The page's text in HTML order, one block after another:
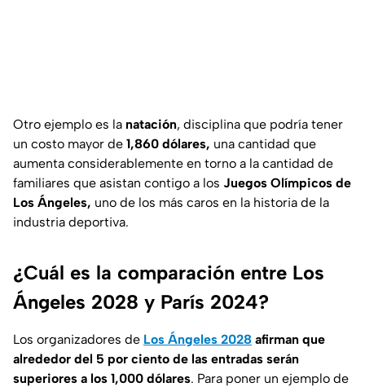
Otro ejemplo es la natación, disciplina que podría tener
un costo mayor de 1,860 dólares, una cantidad que
aumenta considerablemente en torno a la cantidad de
familiares que asistan contigo a los Juegos Olímpicos de
Los Ángeles, uno de los más caros en la historia de la
industria deportiva.
¿Cuál es la comparación entre Los
Ángeles 2028 y París 2024?
Los organizadores de Los Ángeles 2028 afirman que
alrededor del 5 por ciento de las entradas serán
superiores a los 1,000 dólares. Para poner un ejemplo de